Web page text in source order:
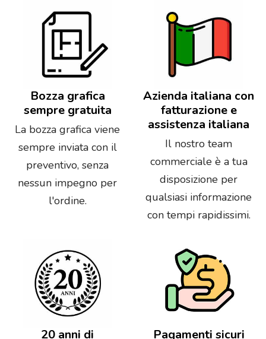
Bozza grafica
sempre gratuita
La bozza grafica viene
sempre inviata con il
preventivo, senza
nessun impegno per
l'ordine.
Azienda italiana con
fatturazione e
assistenza italiana
Il nostro team
commerciale è a tua
disposizione per
qualsiasi informazione
con tempi rapidissimi.
20 anni di
Pagamenti sicuri